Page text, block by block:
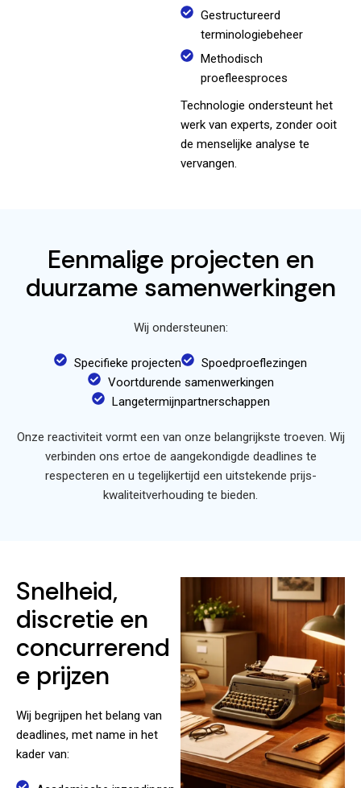
Gestructureerd
terminologiebeheer
Methodisch
proefleesproces
Technologie ondersteunt het
werk van experts, zonder ooit
de menselijke analyse te
vervangen.
Eenmalige projecten en
duurzame samenwerkingen
Wij ondersteunen:
Specifieke projecten
Spoedproeflezingen
Voortdurende samenwerkingen
Langetermijnpartnerschappen
Onze reactiviteit vormt een van onze belangrijkste troeven. Wij
verbinden ons ertoe de aangekondigde deadlines te
respecteren en u tegelijkertijd een uitstekende prijs-
kwaliteitverhouding te bieden.
Snelheid,
discretie en
concurrerend
e prijzen
Wij begrijpen het belang van
deadlines, met name in het
kader van: